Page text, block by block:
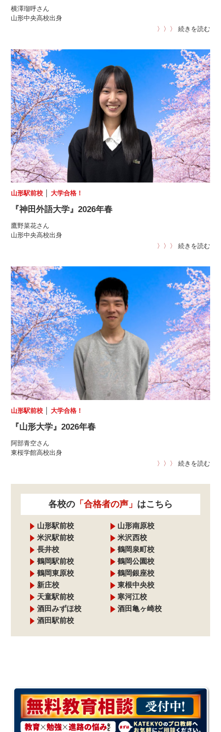
横澤瑠呼さん
山形中央高校出身
〉〉〉
続きを読む
山形駅前校 │大学合格！
『神田外語大学』2026年春
鷹野菜花さん
山形中央高校出身
〉〉〉
続きを読む
山形駅前校 │大学合格！
『山形大学』2026年春
阿部青空さん
東桜学館高校出身
〉〉〉
続きを読む
各校の 「合格者の声」 はこちら
山形駅前校
山形南原校
米沢駅前校
米沢西校
長井校
鶴岡泉町校
鶴岡駅前校
鶴岡公園校
鶴岡東原校
鶴岡銀座校
新庄校
東根中央校
天童駅前校
寒河江校
酒田みずほ校
酒田亀ヶ崎校
酒田駅前校